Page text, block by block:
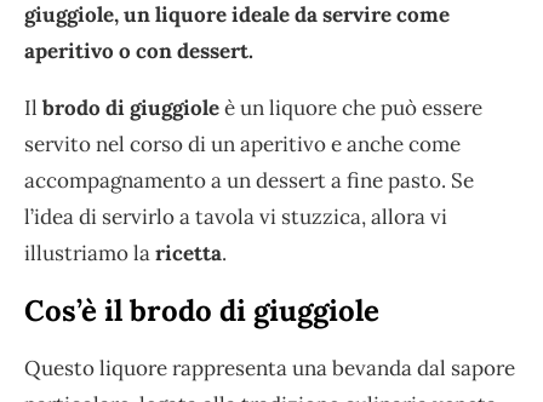
giuggiole, un liquore ideale da servire come
aperitivo o con dessert.
Il brodo di giuggioleè un liquore che può essere
servito nel corso di un aperitivo e anche come
accompagnamento a un dessert a fine pasto. Se
l’idea di servirlo a tavola vi stuzzica, allora vi
illustriamo laricetta.
Cos’è il brodo di giuggiole
Questo liquore rappresenta una bevanda dal sapore